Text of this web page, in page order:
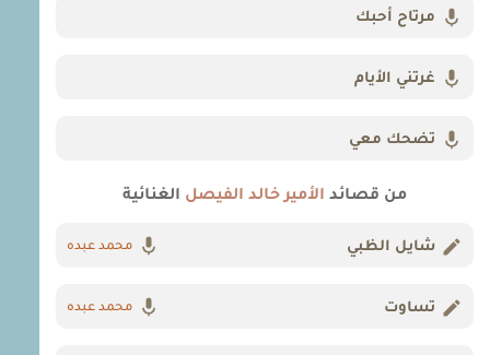
مرتاح أحبك
غرتني الأيام
تضحك معي
من قصائد الأمير خالد الفيصل الغنائية
شايل الظبي محمد عبده
تساوت محمد عبده